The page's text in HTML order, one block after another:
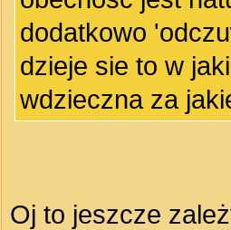
dodatkowo
dzieje sie to w
wdzieczna za
Oj to jeszcze